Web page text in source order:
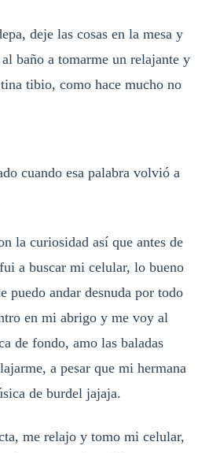
deje las cosas en la mesa y
baño a tomarme un relajante y
tibio, como hace mucho no
cuando esa palabra volvió a
la curiosidad así que antes de
a buscar mi celular, lo bueno
puedo andar desnuda por todo
en mi abrigo y me voy al
de fondo, amo las baladas
a pesar que mi hermana
de burdel jajaja.
me relajo y tomo mi celular,